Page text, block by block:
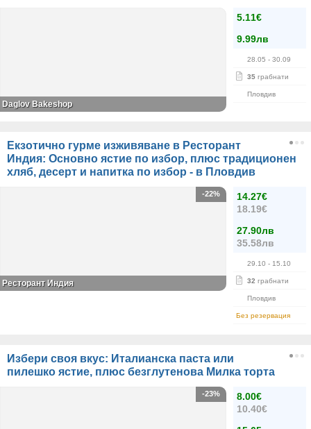
5.11€
9.99лв
28.05 - 30.09
35 грабнати
Пловдив
Daglov Bakeshop
Екзотично гурме изживяване в Ресторант
Индия: Основно ястие по избор, плюс традиционен
хляб, десерт и напитка по избор - в Пловдив
14.27€
18.19€
27.90лв
35.58лв
29.10 - 15.10
32 грабнати
Пловдив
Без резервация
-22%
Ресторант Индия
Избери своя вкус: Италианска паста или
пилешко ястие, плюс безглутенова Милка торта
8.00€
10.40€
-23%